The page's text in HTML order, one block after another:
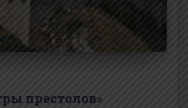
престолов»